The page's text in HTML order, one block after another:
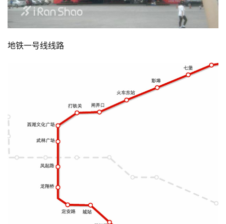
地铁一号线线路